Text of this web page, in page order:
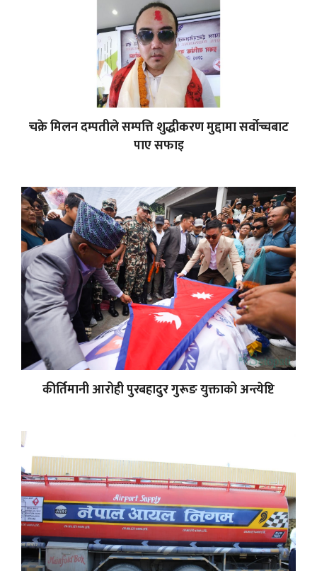
चक्रे मिलन दम्पतीले सम्पत्ति शुद्धीकरण मुद्दामा सर्वोच्चबाट
पाए सफाइ
कीर्तिमानी आरोही पुरबहादुर गुरूङ युक्ताको अन्त्येष्टि